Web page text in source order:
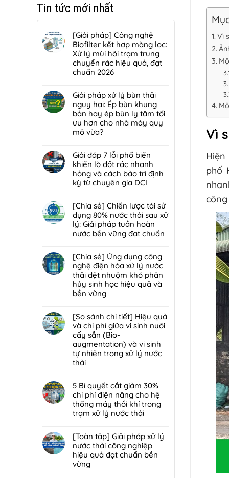
Tin tức mới nhất
[Giải pháp] Công nghệ
Biofilter kết hợp màng lọc:
Xử lý mùi hôi trạm trung
chuyển rác hiệu quả, đạt
chuẩn 2026
có
bình
luận
ở
[Giải
pháp]
nghệ
Biofilter
kết
hợp
lọc:
Xử
lý
mùi
trung
chuyển
rác
hiệu
quả,
chuẩn
2026
Giải pháp xử lý bùn thải
nguy hại: Ép bùn khung
bản hay ép bùn ly tâm tối
ưu hơn cho nhà máy quy
mô vừa?
có
bình
luận
ở
Giải
xử
lý
bùn
thải
hại:
Ép
bùn
khung
bản
hay
bùn
ly
tâm
tối
ưu
hơn
nhà
máy
quy
mô
vừa?
Giải đáp 7 lỗi phổ biến
khiến lò đốt rác nhanh
hỏng và cách bảo trì định
kỳ từ chuyên gia DCI
có
bình
luận
ở
Giải
7
lỗi
phổ
biến
khiến
đốt
rác
nhanh
hỏng
và
cách
bảo
định
kỳ
từ
chuyên
DCI
[Chia sẻ] Chiến lược tái sử
dụng 80% nước thải sau xử
lý: Giải pháp tuần hoàn
nước bền vững đạt chuẩn
có
bình
luận
ở
[Chia
sẻ]
lược
tái
sử
dụng
80%
nước
sau
xử
lý:
Giải
pháp
hoàn
nước
bền
vững
[Chia sẻ] Ứng dụng công
nghệ điện hóa xử lý nước
thải dệt nhuộm khó phân
hủy sinh học hiệu quả và
bền vững
có
bình
luận
ở
[Chia
sẻ]
Ứng
công
nghệ
điện
hóa
lý
nước
thải
dệt
nhuộm
[So sánh chi tiết] Hiệu quả
và chi phí giữa vi sinh nuôi
cấy sẵn (Bio-
augmentation) và vi sinh
tự nhiên trong xử lý nước
thải
có
bình
luận
ở
[So
chi
tiết]
Hiệu
quả
5 Bí quyết cắt giảm 30%
chi phí điện năng cho hệ
thống máy thổi khí trong
trạm xử lý nước thải
có
bình
luận
ở
[Toàn tập] Giải pháp xử lý
nước thải công nghiệp
hiệu quả đạt chuẩn bền
vững
Vì
Vì
phố